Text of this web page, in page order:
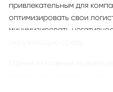
привлекательным для
оптимизировать свои
минимизировать